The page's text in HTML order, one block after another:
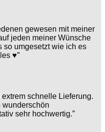
gewesen mit meiner
jeden meiner Wünsche
so umgesetzt wie ich es
♥️”
schnelle Lieferung.
sehr hochwertig.”